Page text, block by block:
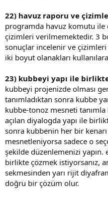
22) havuz raporu ve
programda havuz komutu ile
çizimleri verilmemektedir. 3
sonuçlar incelenir ve çizimleri
iki boyut olanakları
23) kubbeyi yapı ile
kubbeyi projenizde olması
tanımladıktan sonra kubbe
kubbe-tonoz mesneti
açılan diyalogda yapı ile
sonra kubbenin her bir
mesnetleniyorsa sadece o
şekilde düzenlemenizi yapın.
birlikte çözmek istiyorsanız,
sekmesinden yarı rijit
doğru bir çözüm olur.